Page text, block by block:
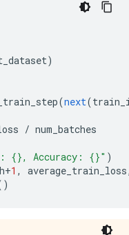
)
(next(
/ num_batches
{}, Accuracy: {}" )
+1 , average_train_loss